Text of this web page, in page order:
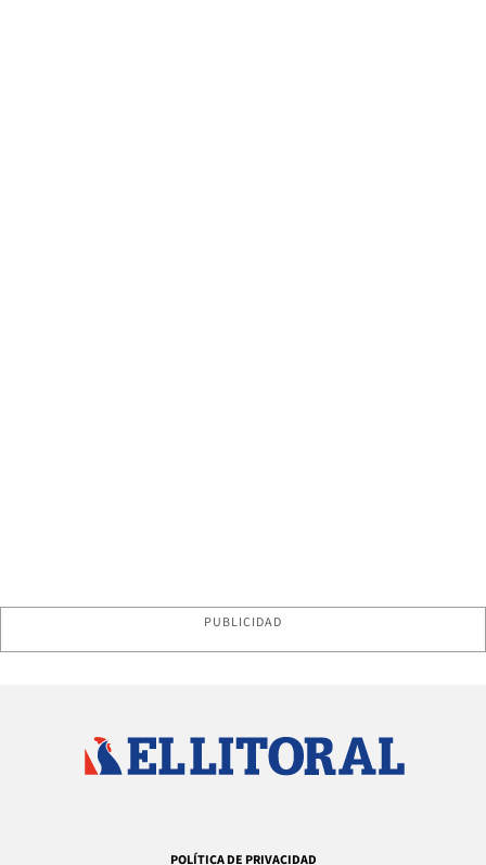
PUBLICIDAD
POLÍTICA DE PRIVACIDAD